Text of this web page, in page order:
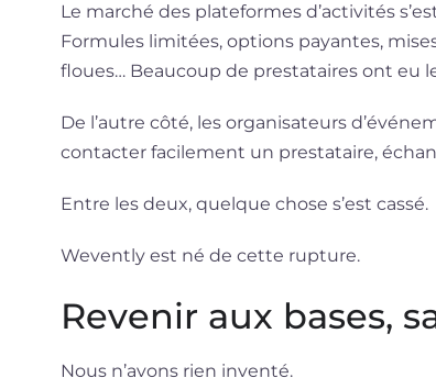
Le marché des plateformes d’activités
Formules limitées, options payantes,
floues… Beaucoup de prestataires ont eu
De l’autre côté, les organisateurs
contacter facilement un prestataire,
Entre les deux, quelque chose s’est cassé.
Wevently est né de cette rupture.
Revenir aux bases,
Nous n’avons rien inventé.